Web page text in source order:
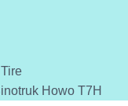
Howo T7H